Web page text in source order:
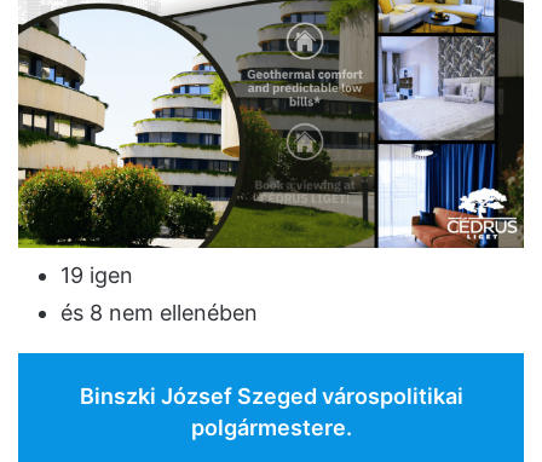
19 igen
és 8 nem ellenében
Binszki József Szeged várospolitikai
polgármestere.